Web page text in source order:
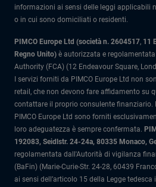
informazioni ai sensi delle leggi applicabili
o in cui sono domiciliati o residenti.
PIMCO Europe Ltd (società n. 2604517, 11
Regno Unito) è autorizzata e
Authority (FCA) (12 Endeavour Square,
I servizi forniti da PIMCO Europe Ltd non
retail, che non devono fare affidamento su
contattare il proprio consulente finanziario.
PIMCO Europe Ltd sono forniti
loro adeguatezza è sempre confermata.
192083, Seidlstr. 24-24a, 80335 Monaco,
regolamentata dall'Autorità di vigilanza
(BaFin) (Marie-Curie-Str. 24-28, 60439
ai sensi dell’articolo 15 della Legge